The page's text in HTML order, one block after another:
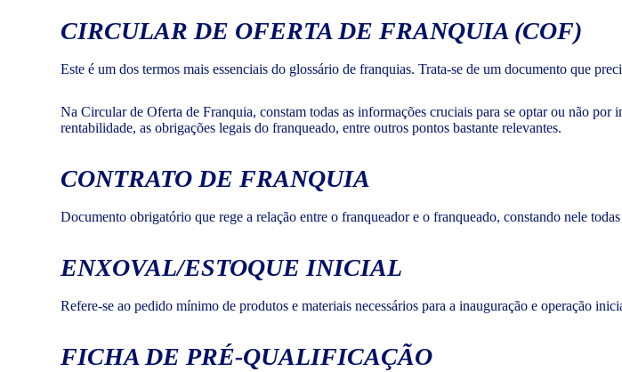
CIRCULAR DE OFERTA DE FRANQUIA (COF)
Este é um dos termos mais essenciais do glossário de franquias. Trata-se de um documento que
Na Circular de Oferta de Franquia, constam todas as informações cruciais para se optar ou não
rentabilidade, as obrigações legais do franqueado, entre outros pontos bastante relevantes.
CONTRATO DE FRANQUIA
Documento obrigatório que rege a relação entre o franqueador e o franqueado, constando nele
ENXOVAL/ESTOQUE INICIAL
Refere-se ao pedido mínimo de produtos e materiais necessários para a inauguração e operação
FICHA DE PRÉ-QUALIFICAÇÃO